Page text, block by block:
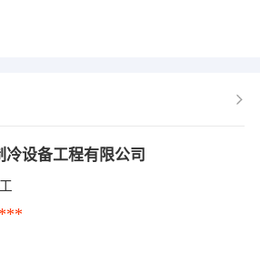
冷设备工程有限公司